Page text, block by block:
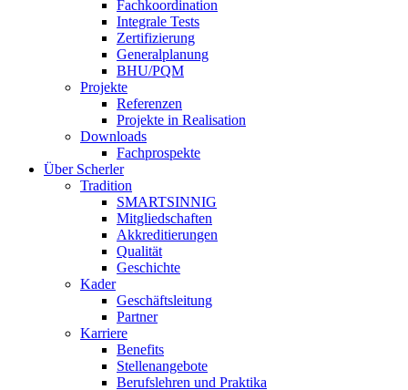
Fachkoordination
Integrale Tests
Zertifizierung
Generalplanung
BHU/PQM
Projekte
Referenzen
Projekte in Realisation
Downloads
Fachprospekte
Über Scherler
Tradition
SMARTSINNIG
Mitgliedschaften
Akkreditierungen
Qualität
Geschichte
Kader
Geschäftsleitung
Partner
Karriere
Benefits
Stellenangebote
Berufslehren und Praktika